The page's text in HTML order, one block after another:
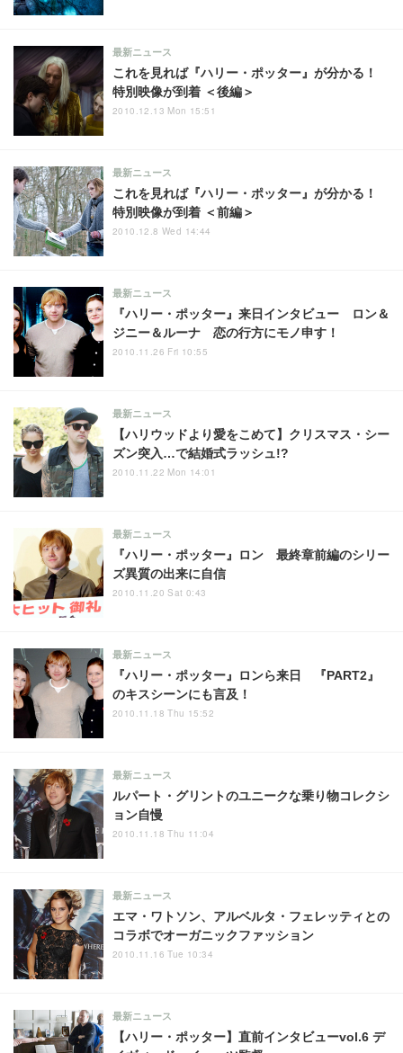
これを見れば『ハリー・ポッター』が分かる！
特別映像が到着 ＜後編＞
最新ニュース
2010.12.13 Mon 15:51
これを見れば『ハリー・ポッター』が分かる！
特別映像が到着 ＜前編＞
最新ニュース
2010.12.8 Wed 14:44
『ハリー・ポッター』来日インタビュー ロン＆
ジニー＆ルーナ 恋の行方にモノ申す！
最新ニュース
2010.11.26 Fri 10:55
【ハリウッドより愛をこめて】クリスマス・シー
ズン突入…で結婚式ラッシュ!?
最新ニュース
2010.11.22 Mon 14:01
『ハリー・ポッター』ロン 最終章前編のシリー
ズ異質の出来に自信
最新ニュース
2010.11.20 Sat 0:43
『ハリー・ポッター』ロンら来日 『PART2』
のキスシーンにも言及！
最新ニュース
2010.11.18 Thu 15:52
ルパート・グリントのユニークな乗り物コレクシ
ョン自慢
最新ニュース
2010.11.18 Thu 11:04
エマ・ワトソン、アルベルタ・フェレッティとの
コラボでオーガニックファッション
最新ニュース
2010.11.16 Tue 10:34
【ハリー・ポッター】直前インタビューvol.6 デ
最新ニュース